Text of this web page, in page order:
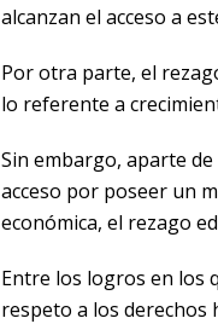
alcanzan el acceso a
Por otra parte, el
lo referente a
Sin embargo, aparte
acceso por poseer un
económica, el rezago
Entre los logros en los
respeto a los derechos